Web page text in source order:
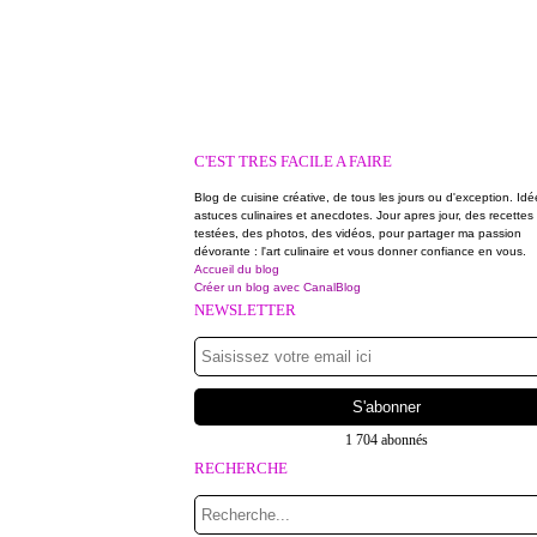
C'EST TRES FACILE A FAIRE
Blog de cuisine créative, de tous les jours ou d'exception.
astuces culinaires et anecdotes. Jour apres jour, des recettes
testées, des photos, des vidéos, pour partager ma passion
dévorante : l'art culinaire et vous donner confiance en vous.
Accueil du blog
Créer un blog avec CanalBlog
NEWSLETTER
1 704 abonnés
RECHERCHE